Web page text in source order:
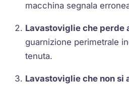
macchina segnala
Lavastoviglie che perde
guarnizione perimetrale
tenuta.
Lavastoviglie che non si